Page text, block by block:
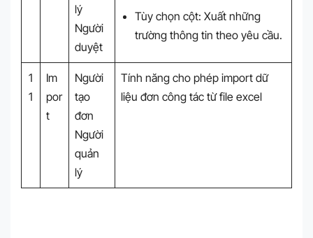
lý
Người
duyệt
Tùy chọn cột: Xuất những
trường thông tin theo yêu cầu.
1
1
Im
por
t
Người
tạo
đơn
Người
quản
lý
Tính năng cho phép import dữ
liệu đơn công tác từ file excel